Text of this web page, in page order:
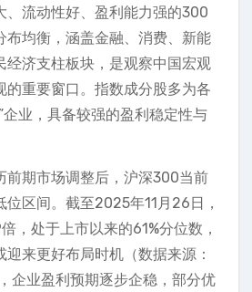
、流动性好、盈利能力强的300
布均衡，涵盖金融、消费、新能
经济支柱板块，是观察中国宏观
的重要窗口。指数成分股多为各
企业，具备较强的盈利稳定性与
前期市场调整后，沪深300当前
区间。截至2025年11月26日，
，处于上市以来的61%分位数，
来更好布局时机（数据来源：
企业盈利预期逐步企稳，部分优